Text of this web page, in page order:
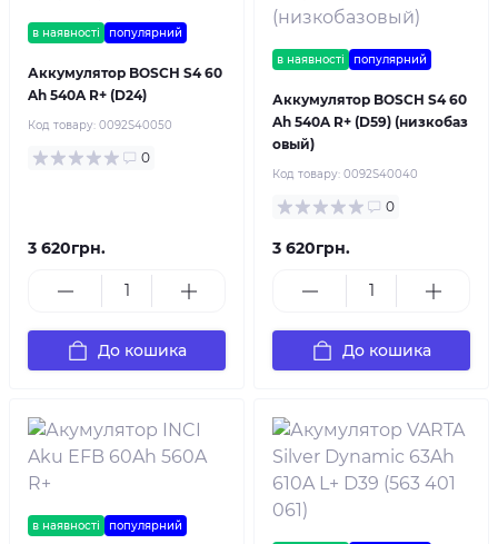
в наявності популярний
Аккумулятор BOSCH S4 60
Ah 540A R+ (D24)
Код товару: 0092S40050
0
3 620грн.
До кошика
в наявності популярний
Аккумулятор BOSCH S4 60
Ah 540A R+ (D59) (низкобаз
овый)
Код товару: 0092S40040
0
3 620грн.
До кошика
в наявності популярний